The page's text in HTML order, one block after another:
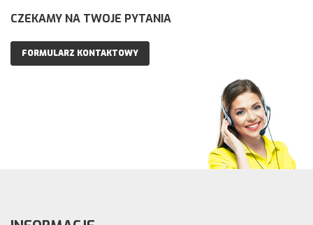
CZEKAMY NA TWOJE PYTANIA
FORMULARZ KONTAKTOWY